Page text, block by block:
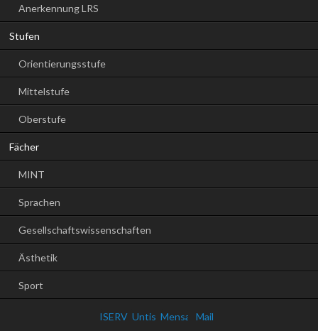
Anerkennung LRS
Stufen
Orientierungsstufe
Mittelstufe
Oberstufe
Fächer
MINT
Sprachen
Gesellschaftswissenschaften
Ästhetik
Sport
ISERV Untis Mensa Mail